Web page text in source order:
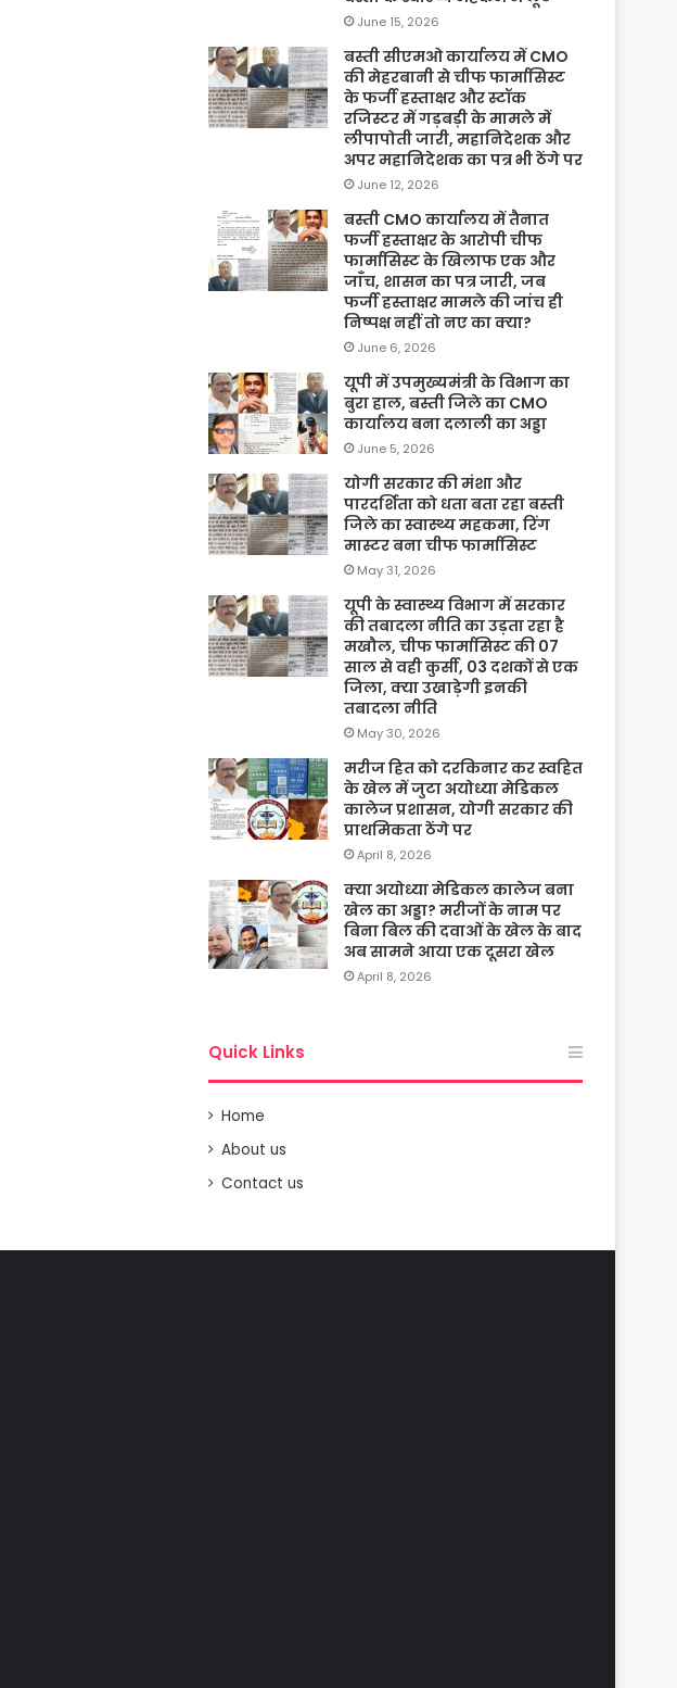
June 15, 2026
बस्ती सीएमओ कार्यालय में CMO
की मेहरबानी से चीफ फार्मासिस्ट
के फर्जी हस्ताक्षर और स्टॉक
रजिस्टर में गड़बड़ी के मामले में
लीपापोती जारी, महानिदेशक और
अपर महानिदेशक का पत्र भी ठेंगे पर
June 12, 2026
बस्ती CMO कार्यालय में तैनात
फर्जी हस्ताक्षर के आरोपी चीफ
फार्मासिस्ट के खिलाफ एक और
जाँच, शासन का पत्र जारी, जब
फर्जी हस्ताक्षर मामले की जांच ही
निष्पक्ष नहीं तो नए का क्या?
June 6, 2026
यूपी में उपमुख्यमंत्री के विभाग का
बुरा हाल, बस्ती जिले का CMO
कार्यालय बना दलाली का अड्डा
June 5, 2026
योगी सरकार की मंशा और
पारदर्शिता को धता बता रहा बस्ती
जिले का स्वास्थ्य महकमा, रिंग
मास्टर बना चीफ फार्मासिस्ट
May 31, 2026
यूपी के स्वास्थ्य विभाग में सरकार
की तबादला नीति का उड़ता रहा है
मखौल, चीफ फार्मासिस्ट की 07
साल से वही कुर्सी, 03 दशकों से एक
जिला, क्या उखाड़ेगी इनकी
तबादला नीति
May 30, 2026
मरीज हित को दरकिनार कर स्वहित
के खेल में जुटा अयोध्या मेडिकल
कालेज प्रशासन, योगी सरकार की
प्राथमिकता ठेंगे पर
April 8, 2026
क्या अयोध्या मेडिकल कालेज बना
खेल का अड्डा? मरीजों के नाम पर
बिना बिल की दवाओं के खेल के बाद
अब सामने आया एक दूसरा खेल
April 8, 2026
Quick Links
Home
About us
Contact us